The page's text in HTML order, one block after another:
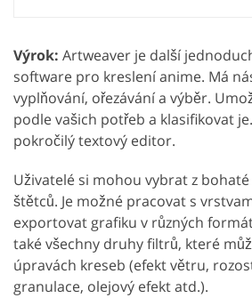
Výrok: Artweaver je další
software pro kreslení anime. Má
vyplňování, ořezávání a výběr.
podle vašich potřeb a klasifikovat
pokročilý textový editor.
Uživatelé si mohou vybrat z
štětců. Je možné pracovat s
exportovat grafiku v různých
také všechny druhy filtrů, které
úpravách kreseb (efekt větru,
granulace, olejový efekt atd.).